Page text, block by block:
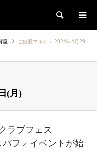
検索
屋
ご自愛マルシェ 2024年4月29
(月)
ラブフェス
フォイベントが始